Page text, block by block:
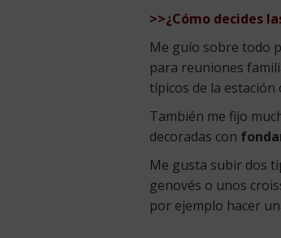
>>¿Cómo decides
Me guío sobre todo
para reuniones
típicos de la estación
También me fijo
decoradas con
Me gusta subir dos
genovés o unos
por ejemplo hacer